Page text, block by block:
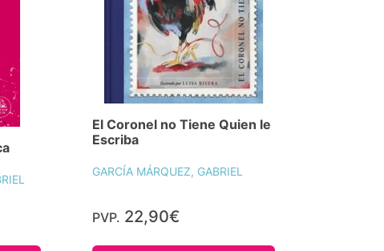
El Coronel no Tiene Quien le
Escriba
GARCÍA MÁRQUEZ, GABRIEL
PVP. 22,90€